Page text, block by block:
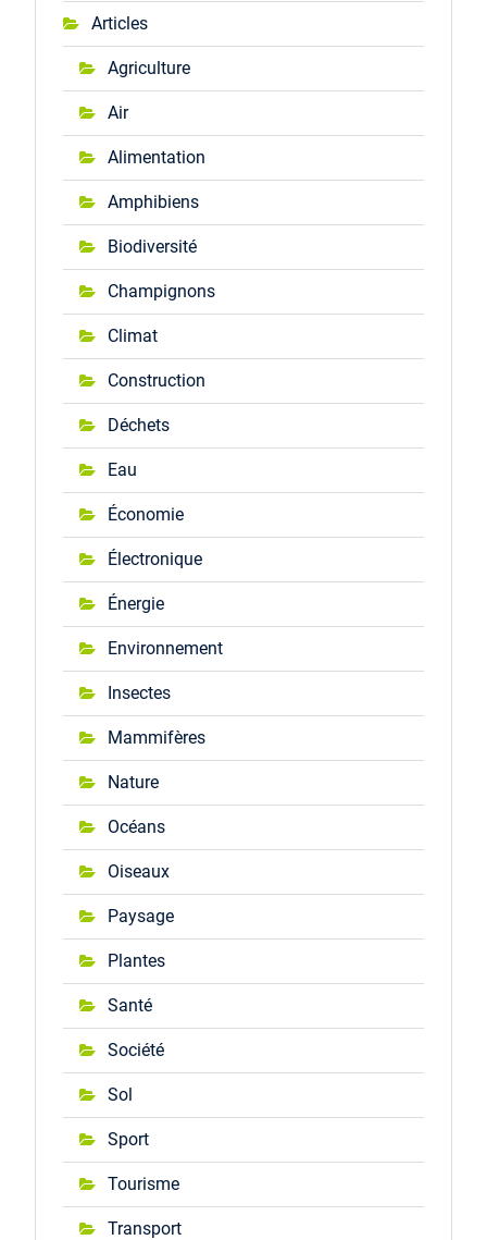
Articles
Agriculture
Air
Alimentation
Amphibiens
Biodiversité
Champignons
Climat
Construction
Déchets
Eau
Économie
Électronique
Énergie
Environnement
Insectes
Mammifères
Nature
Océans
Oiseaux
Paysage
Plantes
Santé
Société
Sol
Sport
Tourisme
Transport